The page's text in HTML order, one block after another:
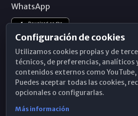
WhatsApp
Configuración de cookies
Utilizamos cookies propias y de
técnicos, de preferencias, analíticos
contenidos externos como
Puedes aceptar todas las cookies,
opcionales o configurarlas.
Más información